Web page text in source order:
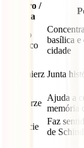
Bairro /
zona
Centro
histórico
basílica e
cidade
Kazimierz Junta
Podgórze
Ajuda a
memória
Zabłocie
Faz
de